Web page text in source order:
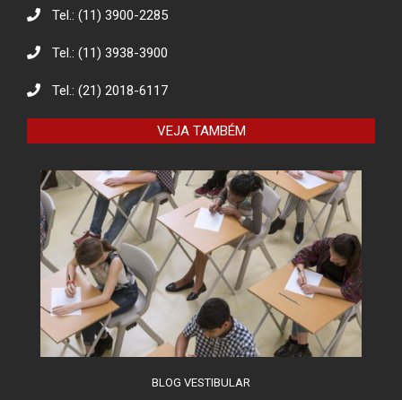
Eco Eletrônicos: Promovendo a
Responsável
O combate à desinformação na
Tel.: (11) 3900-2285
Tel.: (11) 3938-3900
Tel.: (21) 2018-6117
VEJA TAMBÉM
BLOG VESTIBULAR